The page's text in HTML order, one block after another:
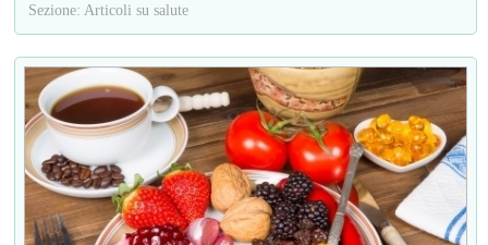
Sezione: Articoli su salute